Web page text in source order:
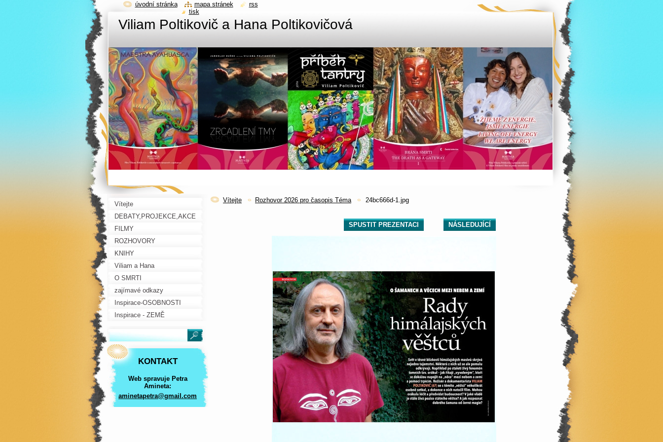
Viliam Poltikovič a Hana Poltikovičová
Vítejte Rozhovor 2026 pro časopis Téma 24bc666d-1.jpg
SPUSTIT PREZENTACI NÁSLEDUJÍCÍ
Vítejte
DEBATY,PROJEKCE,AKCE
FILMY
ROZHOVORY
KNIHY
Viliam a Hana
O SMRTI
zajímavé odkazy
Inspirace-OSOBNOSTI
Inspirace - ZEMĚ
KONTAKT
Web spravuje Petra
Amineta:
aminetapetra@gmail.com
úvodní stránka mapa stránek
rss
tisk